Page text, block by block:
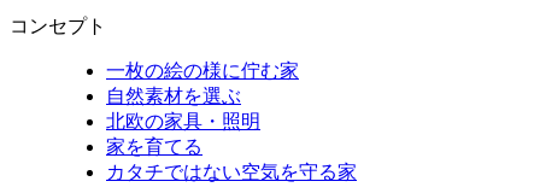
コンセプト
一枚の絵の様に佇む家
自然素材を選ぶ
北欧の家具・照明
家を育てる
カタチではない空気を守る家